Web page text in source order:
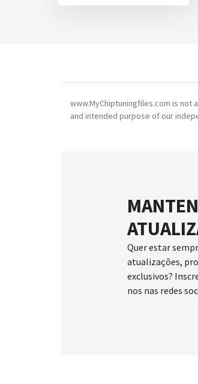
www.MyChiptuningfiles.com is
and intended purpose of our
Quer estar
atualizações,
exclusivos?
nos nas redes